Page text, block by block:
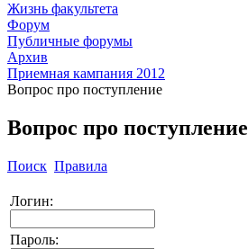
Жизнь факультета
Форум
Публичные форумы
Архив
Приемная кампания 2012
Вопрос про поступление
Вопрос про поступление
Поиск Правила
Логин:
Пароль: